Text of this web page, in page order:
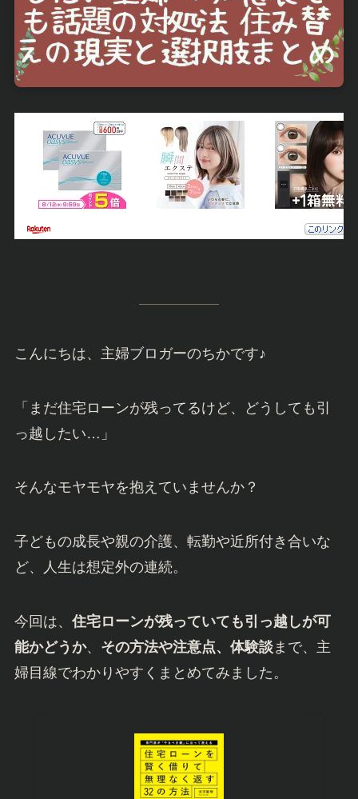
こんにちは、主婦ブロガーのちかです♪
「まだ住宅ローンが残ってるけど、どうしても引
っ越したい…」
そんなモヤモヤを抱えていませんか？
子どもの成長や親の介護、転勤や近所付き合いな
ど、人生は想定外の連続。
今回は、 住宅ローンが残っていても引っ越しが可
能かどうか、 その方法や注意点、体験談まで、主
婦目線でわかりやすくまとめてみました。